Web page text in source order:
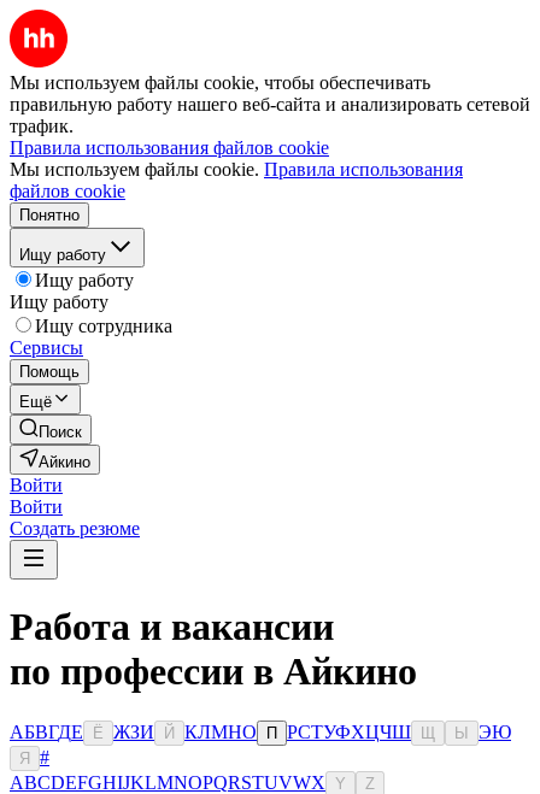
Мы используем файлы cookie, чтобы обеспечивать
правильную работу нашего веб-сайта и анализировать сетевой
трафик.
Правила использования файлов cookie
Мы используем файлы cookie. Правила использования
файлов cookie
Понятно
Ищу работу
Ищу работу
Ищу работу
Ищу сотрудника
Сервисы
Помощь
Ещё
Поиск
Айкино
Войти
Войти
Создать резюме
Работа и вакансии
по профессии в Айкино
АБВГДЕ Ё ЖЗИ Й КЛМНО П РСТУФХЦЧШ Ы ЭЮ
Я
#
ABCDEFGHIJKLMNOPQRSTUVWX Y Z